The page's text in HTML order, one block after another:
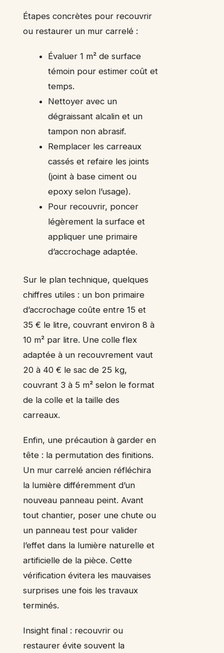
Étapes concrètes pour recouvrir
ou restaurer un mur carrelé :
Évaluer 1 m² de surface
témoin pour estimer coût et
temps.
Nettoyer avec un
dégraissant alcalin et un
tampon non abrasif.
Remplacer les carreaux
cassés et refaire les joints
(joint à base ciment ou
epoxy selon l’usage).
Pour recouvrir, poncer
légèrement la surface et
appliquer une primaire
d’accrochage adaptée.
Sur le plan technique, quelques
chiffres utiles : un bon primaire
d’accrochage coûte entre 15 et
35 € le litre, couvrant environ 8 à
10 m² par litre. Une colle flex
adaptée à un recouvrement vaut
20 à 40 € le sac de 25 kg,
couvrant 3 à 5 m² selon le format
de la colle et la taille des
carreaux.
Enfin, une précaution à garder en
tête : la permutation des finitions.
Un mur carrelé ancien réfléchira
la lumière différemment d’un
nouveau panneau peint. Avant
tout chantier, poser une chute ou
un panneau test pour valider
l’effet dans la lumière naturelle et
artificielle de la pièce. Cette
vérification évitera les mauvaises
surprises une fois les travaux
terminés.
Insight final : recouvrir ou
restaurer évite souvent la